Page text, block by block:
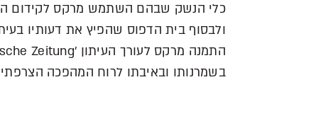
כלי הנשק שבהם השתמש מרקס לקידום
ולבסוף בית הדפוס שהפיץ את דעותיו
בשמרנותו ובאיבתו לרוח המהפכה